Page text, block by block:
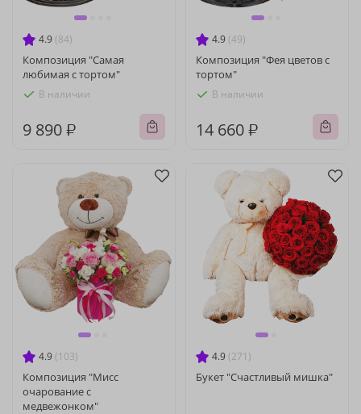
4.9 (84)
Композиция "Самая
любимая с тортом"
В наличии
9 890 ₽
4.9 (49)
Композиция "Фея цветов с
тортом"
В наличии
14 660 ₽
4.9 (103)
Композиция "Мисс
очарование с
медвежонком"
4.9 (271)
Букет "Счастливый мишка"